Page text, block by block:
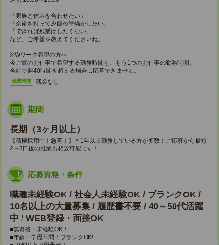
「家族と休みを合わせたい」
「余裕を持って夕飯の準備がしたい」
「できれば残業はしたくない」
など、ご希望を教えてくださいね。
※Wワーク希望の方へ
今ご覧のお仕事で希望する勤務時間と、もう1つのお仕事の勤務時間。
合計で週40時間を超える場合は応募できません。
残業時間 残業なし
期間
長期（3ヶ月以上）
【積極採用中！急募！】＊1年以上勤務している方が多数！ご応募から最短
2～3日後の就業も相談可能です！
応募資格・条件
職種未経験OK / 社会人未経験OK / ブランクOK /
10名以上の大量募集 / 履歴書不要 / 40～50代活躍
中 / WEB登録・面接OK
■無資格・未経験OK！
■年齢・学歴不問！ブランクOK!